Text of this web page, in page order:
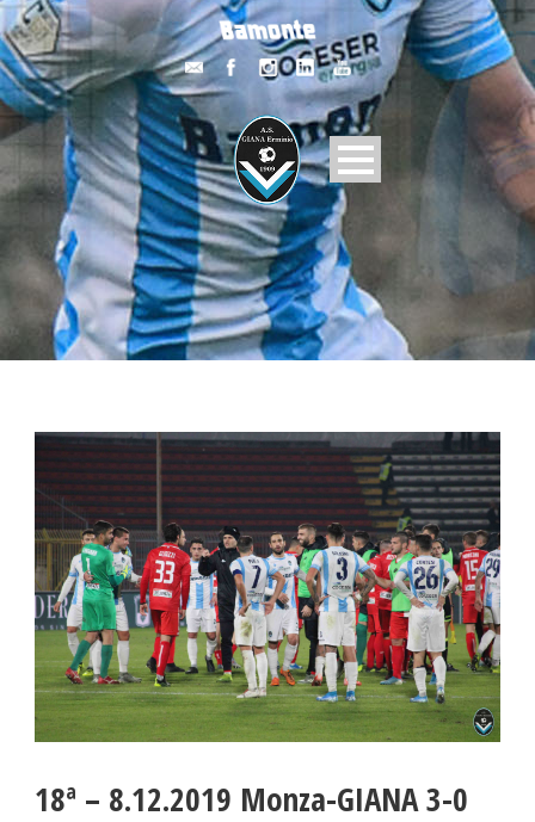
18ª – 8.12.2019 Monza-GIANA 3-0